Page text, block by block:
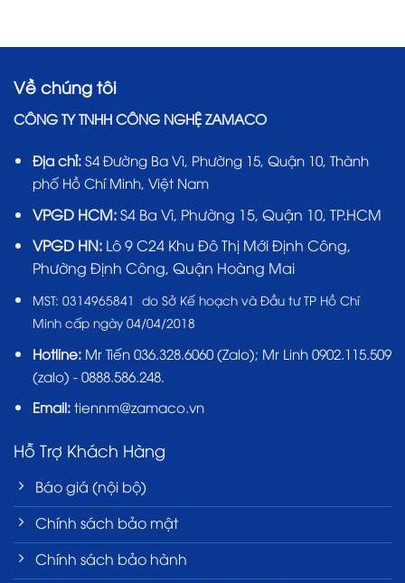
Về chúng tôi
CÔNG TY TNHH CÔNG NGHỆ ZAMACO
Địa chỉ: S4 Đường Ba Vì, Phường 15, Quận 10, Thành
phố Hồ Chí Minh, Việt Nam
VPGD HCM:S4 Ba Vì, Phường 15, Quận 10, TP.HCM
VPGD HN:Lô 9 C24 Khu Đô Thị Mới Định Công,
Phường Định Công, Quận Hoàng Mai
MST: 0314965841 do Sở Kế hoạch và Đầu tư TP Hồ Chí
Minh cấp ngày 04/04/2018
Hotline: Mr Tiến 036.328.6060(Zalo); Mr Linh 0902.115.509
(zalo) - 0888.586.248.
Email:tiennm@zamaco.vn
Hỗ Trợ Khách Hàng
Báo giá (nội bộ)
Chính sách bảo mật
Chính sách bảo hành